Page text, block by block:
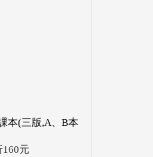
本(三版,A、B本
160元